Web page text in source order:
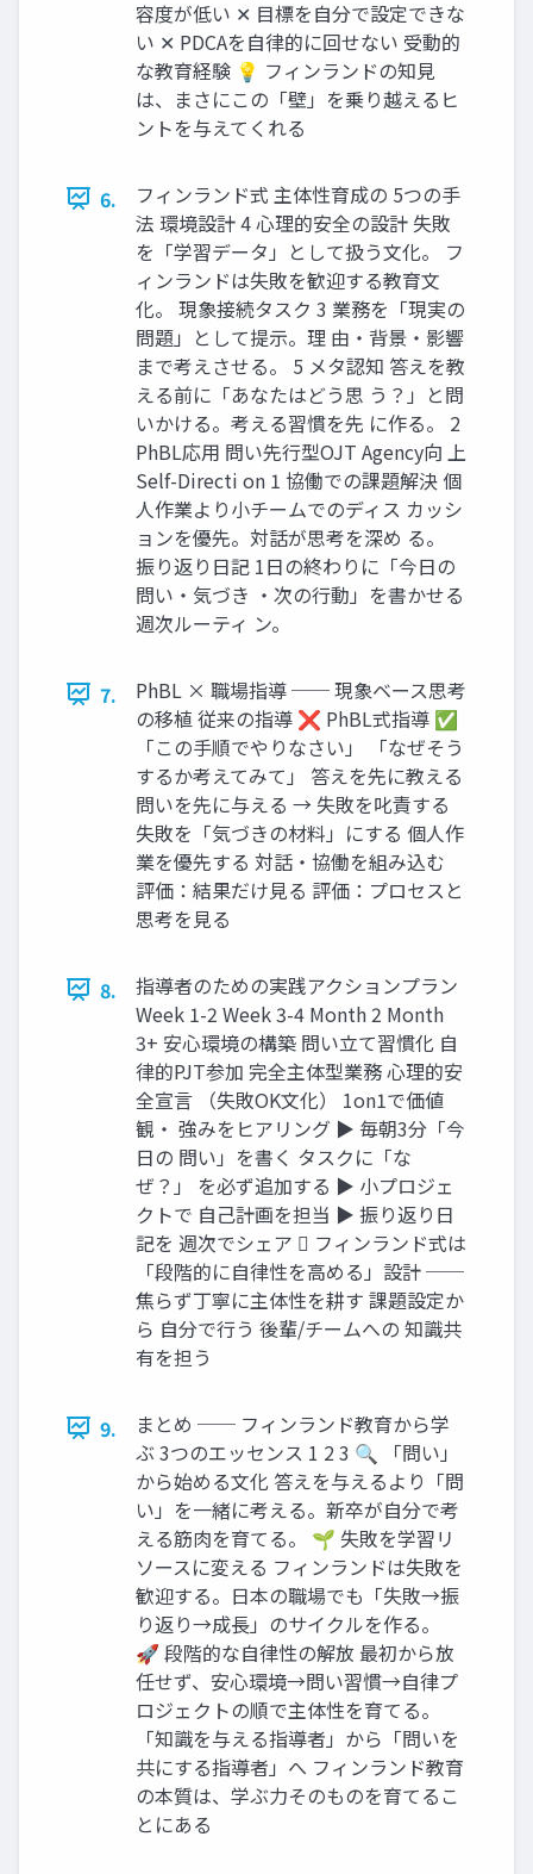
容度が低い ✕ 目標を自分で設定できな
い ✕ PDCAを自律的に回せない 受動的
な教育経験 💡 フィンランドの知見
は、まさにこの「壁」を乗り越えるヒ
ントを与えてくれる
6.
フィンランド式 主体性育成の 5つの手
法 環境設計 4 心理的安全の設計 失敗
を「学習データ」として扱う文化。 フ
ィンランドは失敗を歓迎する教育文
化。 現象接続タスク 3 業務を「現実の
問題」として提示。理 由・背景・影響
まで考えさせる。 5 メタ認知 答えを教
える前に「あなたはどう思 う？」と問
いかける。考える習慣を先 に作る。 2
PhBL応用 問い先行型OJT Agency向 上
Self-Directi on 1 協働での課題解決 個
人作業より小チームでのディス カッシ
ョンを優先。対話が思考を深め る。
振り返り日記 1日の終わりに「今日の
問い・気づき ・次の行動」を書かせる
週次ルーティ ン。
7.
PhBL × 職場指導 ── 現象ベース思考
の移植 従来の指導 ❌ PhBL式指導 ✅
「この手順でやりなさい」 「なぜそう
するか考えてみて」 答えを先に教える
問いを先に与える → 失敗を叱責する
失敗を「気づきの材料」にする 個人作
業を優先する 対話・協働を組み込む
評価：結果だけ見る 評価：プロセスと
思考を見る
8.
指導者のための実践アクションプラン
Week 1-2 Week 3-4 Month 2 Month
3+ 安心環境の構築 問い立て習慣化 自
律的PJT参加 完全主体型業務 心理的安
全宣言 （失敗OK文化） 1on1で価値
観・ 強みをヒアリング ▶ 毎朝3分「今
日の 問い」を書く タスクに「な
ぜ？」 を必ず追加する ▶ 小プロジェ
クトで 自己計画を担当 ▶ 振り返り日
記を 週次でシェア 󰎿 フィンランド式は
「段階的に自律性を高める」設計 ──
焦らず丁寧に主体性を耕す 課題設定か
ら 自分で行う 後輩/チームへの 知識共
有を担う
9.
まとめ ── フィンランド教育から学
ぶ 3つのエッセンス 1 2 3 🔍 「問い」
から始める文化 答えを与えるより「問
い」を一緒に考える。新卒が自分で考
える筋肉を育てる。 🌱 失敗を学習リ
ソースに変える フィンランドは失敗を
歓迎する。日本の職場でも「失敗→振
り返り→成長」のサイクルを作る。
🚀 段階的な自律性の解放 最初から放
任せず、安心環境→問い習慣→自律プ
ロジェクトの順で主体性を育てる。
「知識を与える指導者」から「問いを
共にする指導者」へ フィンランド教育
の本質は、学ぶ力そのものを育てるこ
とにある